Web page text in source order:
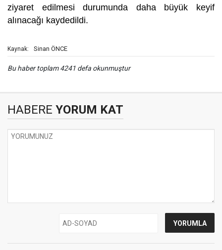
ziyaret edilmesi durumunda daha büyük keyif
alınacağı kaydedildi.
Kaynak: Sinan ÖNCE
Bu haber toplam 4241 defa okunmuştur
HABERE YORUM KAT